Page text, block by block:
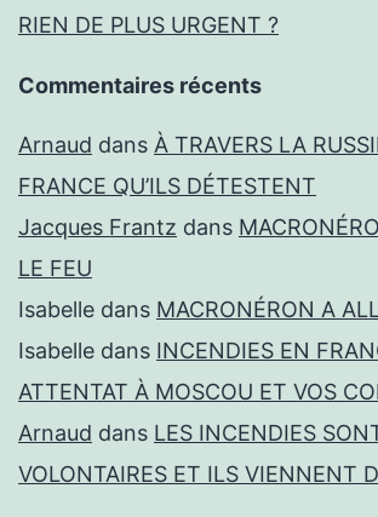
RIEN DE PLUS URGENT ?
Commentaires récents
Arnaud dans À TRAVERS LA
FRANCE QU’ILS DÉTESTENT
Jacques Frantz dans
LE FEU
Isabelle dans MACRONÉRON A
Isabelle dans INCENDIES EN
ATTENTAT À MOSCOU ET VOS
Arnaud dans LES INCENDIES
VOLONTAIRES ET ILS VIENNENT